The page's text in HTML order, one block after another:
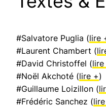
#Salvatore Puglia (lire
#Laurent Chambert (
#David Christoffel (lire
#Noël Akchoté (lire +)
#Guillaume Loizillon (
#Frédéric Sanchez (